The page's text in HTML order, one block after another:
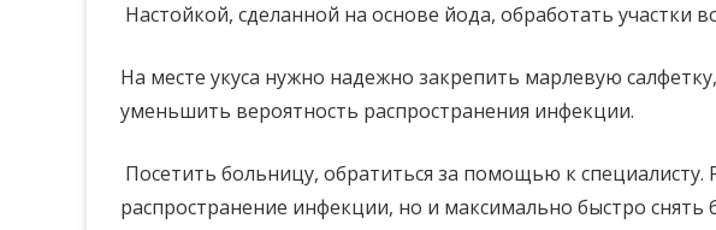
Настойкой, сделанной на основе йода, обработать участки
На месте укуса нужно надежно закрепить марлевую
уменьшить вероятность распространения инфекции.
Посетить больницу, обратиться за помощью к
распространение инфекции, но и максимально быстро